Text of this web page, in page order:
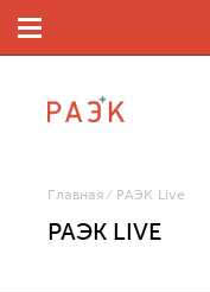
Главная РАЭК Live
РАЭК LIVE